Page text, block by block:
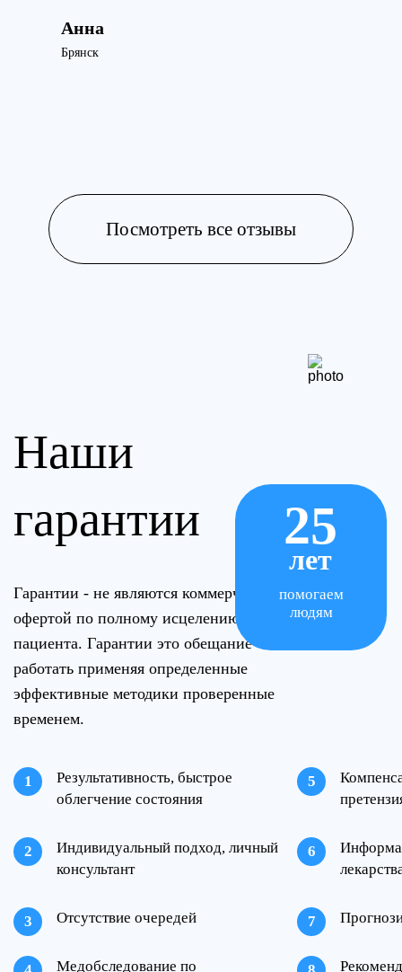
Анна
Брянск
Посмотреть все отзывы
Наши
гарантии
Гарантии - не являются коммерческой
офертой по полному исцелению
пациента. Гарантии это обещание
работать применяя определенные
эффективные методики проверенные
временем.
Результативность, быстрое
облегчение состояния
Индивидуальный подход, личный
консультант
Отсутствие очередей
Медобследование по
25
лет
помогаем
людям